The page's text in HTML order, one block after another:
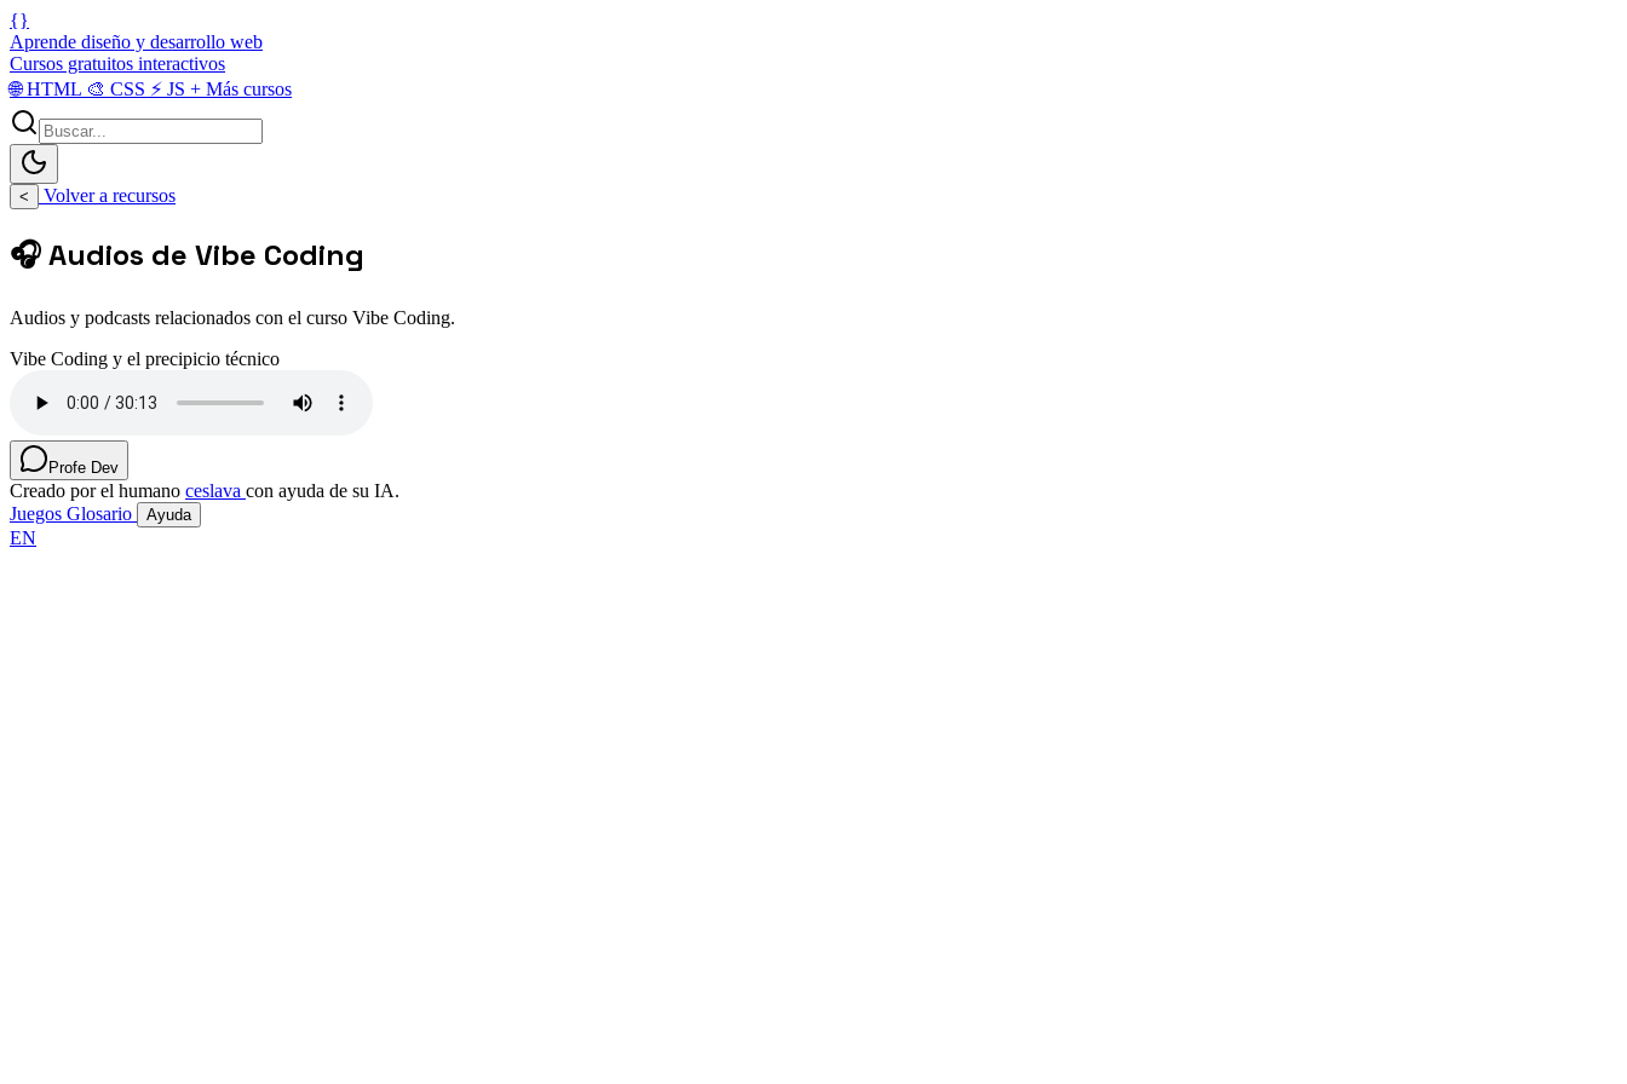
{}
Aprende diseño y desarrollo web
Cursos gratuitos interactivos
🌐HTML 🎨 CSS ⚡ JS + Más cursos
< Volver a recursos
🎧 Audios de Vibe Coding
Audios y podcasts relacionados con el curso Vibe Coding.
Vibe Coding y el precipicio técnico
Profe Dev
Creado por el humano ceslava con ayuda de su IA.
Juegos Glosario Ayuda
EN